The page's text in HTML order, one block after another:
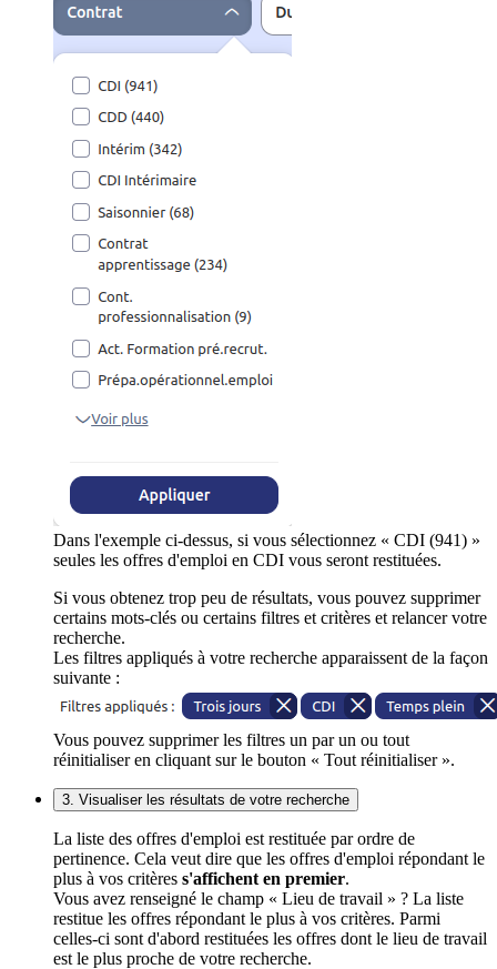
Dans l'exemple ci-dessus, si vous sélectionnez « CDI (941) »
seules les offres d'emploi en CDI vous seront restituées.
Si vous obtenez trop peu de résultats, vous pouvez supprimer
certains mots-clés ou certains filtres et critères et relancer votre
recherche.
Les filtres appliqués à votre recherche apparaissent de la façon
suivante :
Vous pouvez supprimer les filtres un par un ou tout
réinitialiser en cliquant sur le bouton « Tout réinitialiser ».
3. Visualiser les résultats de votre recherche
La liste des offres d'emploi est restituée par ordre de
pertinence. Cela veut dire que les offres d'emploi répondant le
plus à vos critères s'affichent en premier.
Vous avez renseigné le champ « Lieu de travail » ? La liste
restitue les offres répondant le plus à vos critères. Parmi
celles-ci sont d'abord restituées les offres dont le lieu de travail
est le plus proche de votre recherche.